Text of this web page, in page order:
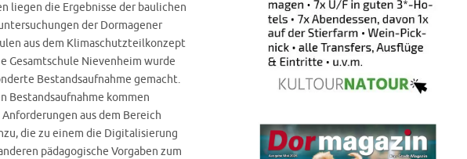
liegen die Ergebnisse der baulichen
der Dormagener
aus dem Klimaschutzteilkonzept
Gesamtschule Nievenheim wurde
Bestandsaufnahme gemacht.
Bestandsaufnahme kommen
aus dem Bereich
die zu einem die Digitalisierung
pädagogische Vorgaben zum